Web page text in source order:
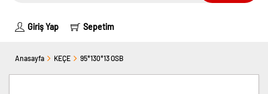
Giriş Yap Sepetim
Anasayfa KEÇE 95*130*13 OSB